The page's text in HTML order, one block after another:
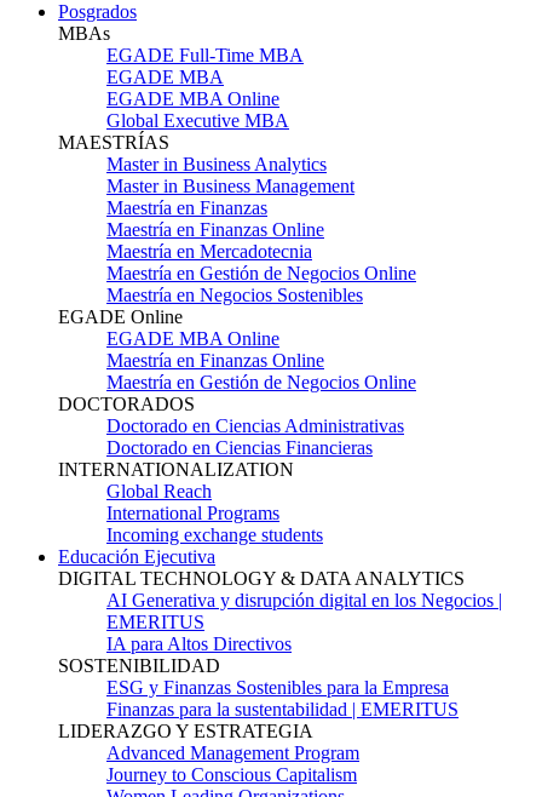
Posgrados
MBAs
EGADE Full-Time MBA
EGADE MBA
EGADE MBA Online
Global Executive MBA
MAESTRÍAS
Master in Business Analytics
Master in Business Management
Maestría en Finanzas
Maestría en Finanzas Online
Maestría en Mercadotecnia
Maestría en Gestión de Negocios Online
Maestría en Negocios Sostenibles
EGADE Online
EGADE MBA Online
Maestría en Finanzas Online
Maestría en Gestión de Negocios Online
DOCTORADOS
Doctorado en Ciencias Administrativas
Doctorado en Ciencias Financieras
INTERNATIONALIZATION
Global Reach
International Programs
Incoming exchange students
Educación Ejecutiva
DIGITAL TECHNOLOGY & DATA ANALYTICS
AI Generativa y disrupción digital en los Negocios |
EMERITUS
IA para Altos Directivos
SOSTENIBILIDAD
ESG y Finanzas Sostenibles para la Empresa
Finanzas para la sustentabilidad | EMERITUS
LIDERAZGO Y ESTRATEGIA
Advanced Management Program
Journey to Conscious Capitalism